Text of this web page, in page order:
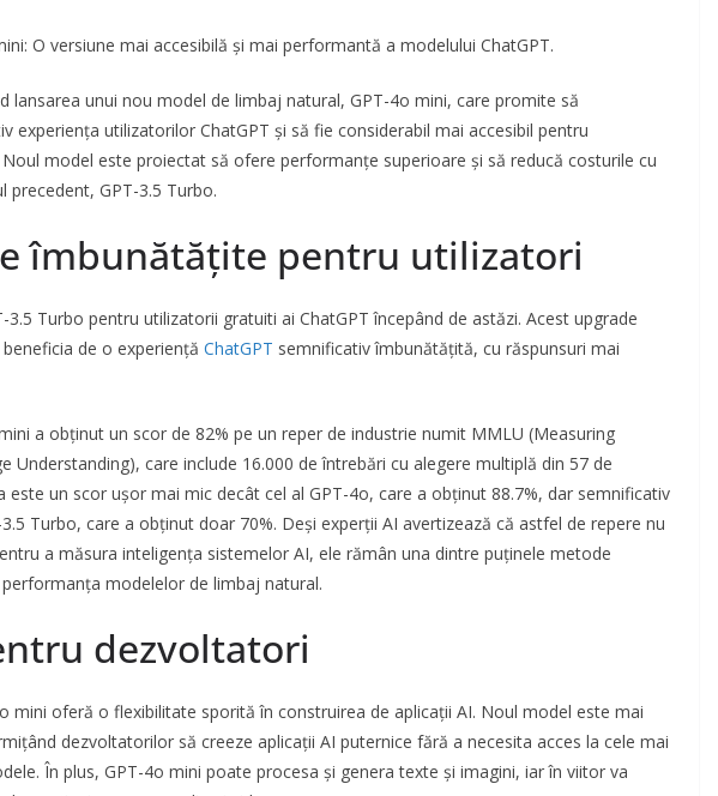
O versiune mai accesibilă și mai performantă a modelului ChatGPT.
lansarea unui nou model de limbaj natural, GPT-4o mini, care promite să
experiența utilizatorilor ChatGPT și să fie considerabil mai accesibil pentru
model este proiectat să ofere performanțe superioare și să reducă costurile cu
precedent, GPT-3.5 Turbo.
îmbunătățite pentru utilizatori
3.5 Turbo pentru utilizatorii gratuiti ai ChatGPT începând de astăzi. Acest upgrade
de o experiență ChatGPT semnificativ îmbunătățită, cu răspunsuri mai
a obținut un scor de 82% pe un reper de industrie numit MMLU (Measuring
Understanding), care include 16.000 de întrebări cu alegere multiplă din 57 de
este un scor ușor mai mic decât cel al GPT-4o, care a obținut 88.7%, dar semnificativ
Turbo, care a obținut doar 70%. Deși experții AI avertizează că astfel de repere nu
a măsura inteligența sistemelor AI, ele rămân una dintre puținele metode
modelelor de limbaj natural.
dezvoltatori
mini oferă o flexibilitate sporită în construirea de aplicații AI. Noul model este mai
dezvoltatorilor să creeze aplicații AI puternice fără a necesita acces la cele mai
În plus, GPT-4o mini poate procesa și genera texte și imagini, iar în viitor va